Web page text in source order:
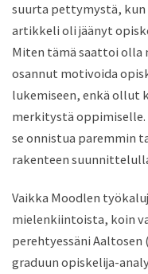
suurta pettymystä, kun
artikkeli oli jäänyt
Miten tämä saattoi olla
osannut motivoida
lukemiseen, enkä ollut
merkitystä oppimiselle.
se onnistua paremmin
rakenteen
Vaikka Moodlen
mielenkiintoista, koin
perehtyessäni Aaltosen (
graduun opiskelija-